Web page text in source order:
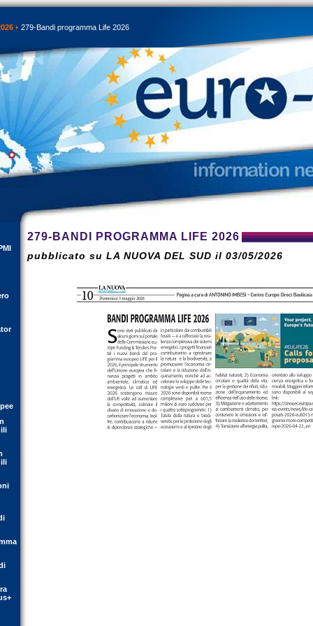
279-Bandi programma Life 2026
279-BANDI PROGRAMMA LIFE 2026
pubblicato su LA NUOVA DEL SUD il 03/05/2026